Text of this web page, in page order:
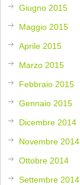
Giugno 2015
Maggio 2015
Aprile 2015
Marzo 2015
Febbraio 2015
Gennaio 2015
Dicembre 2014
Novembre 2014
Ottobre 2014
Settembre 2014